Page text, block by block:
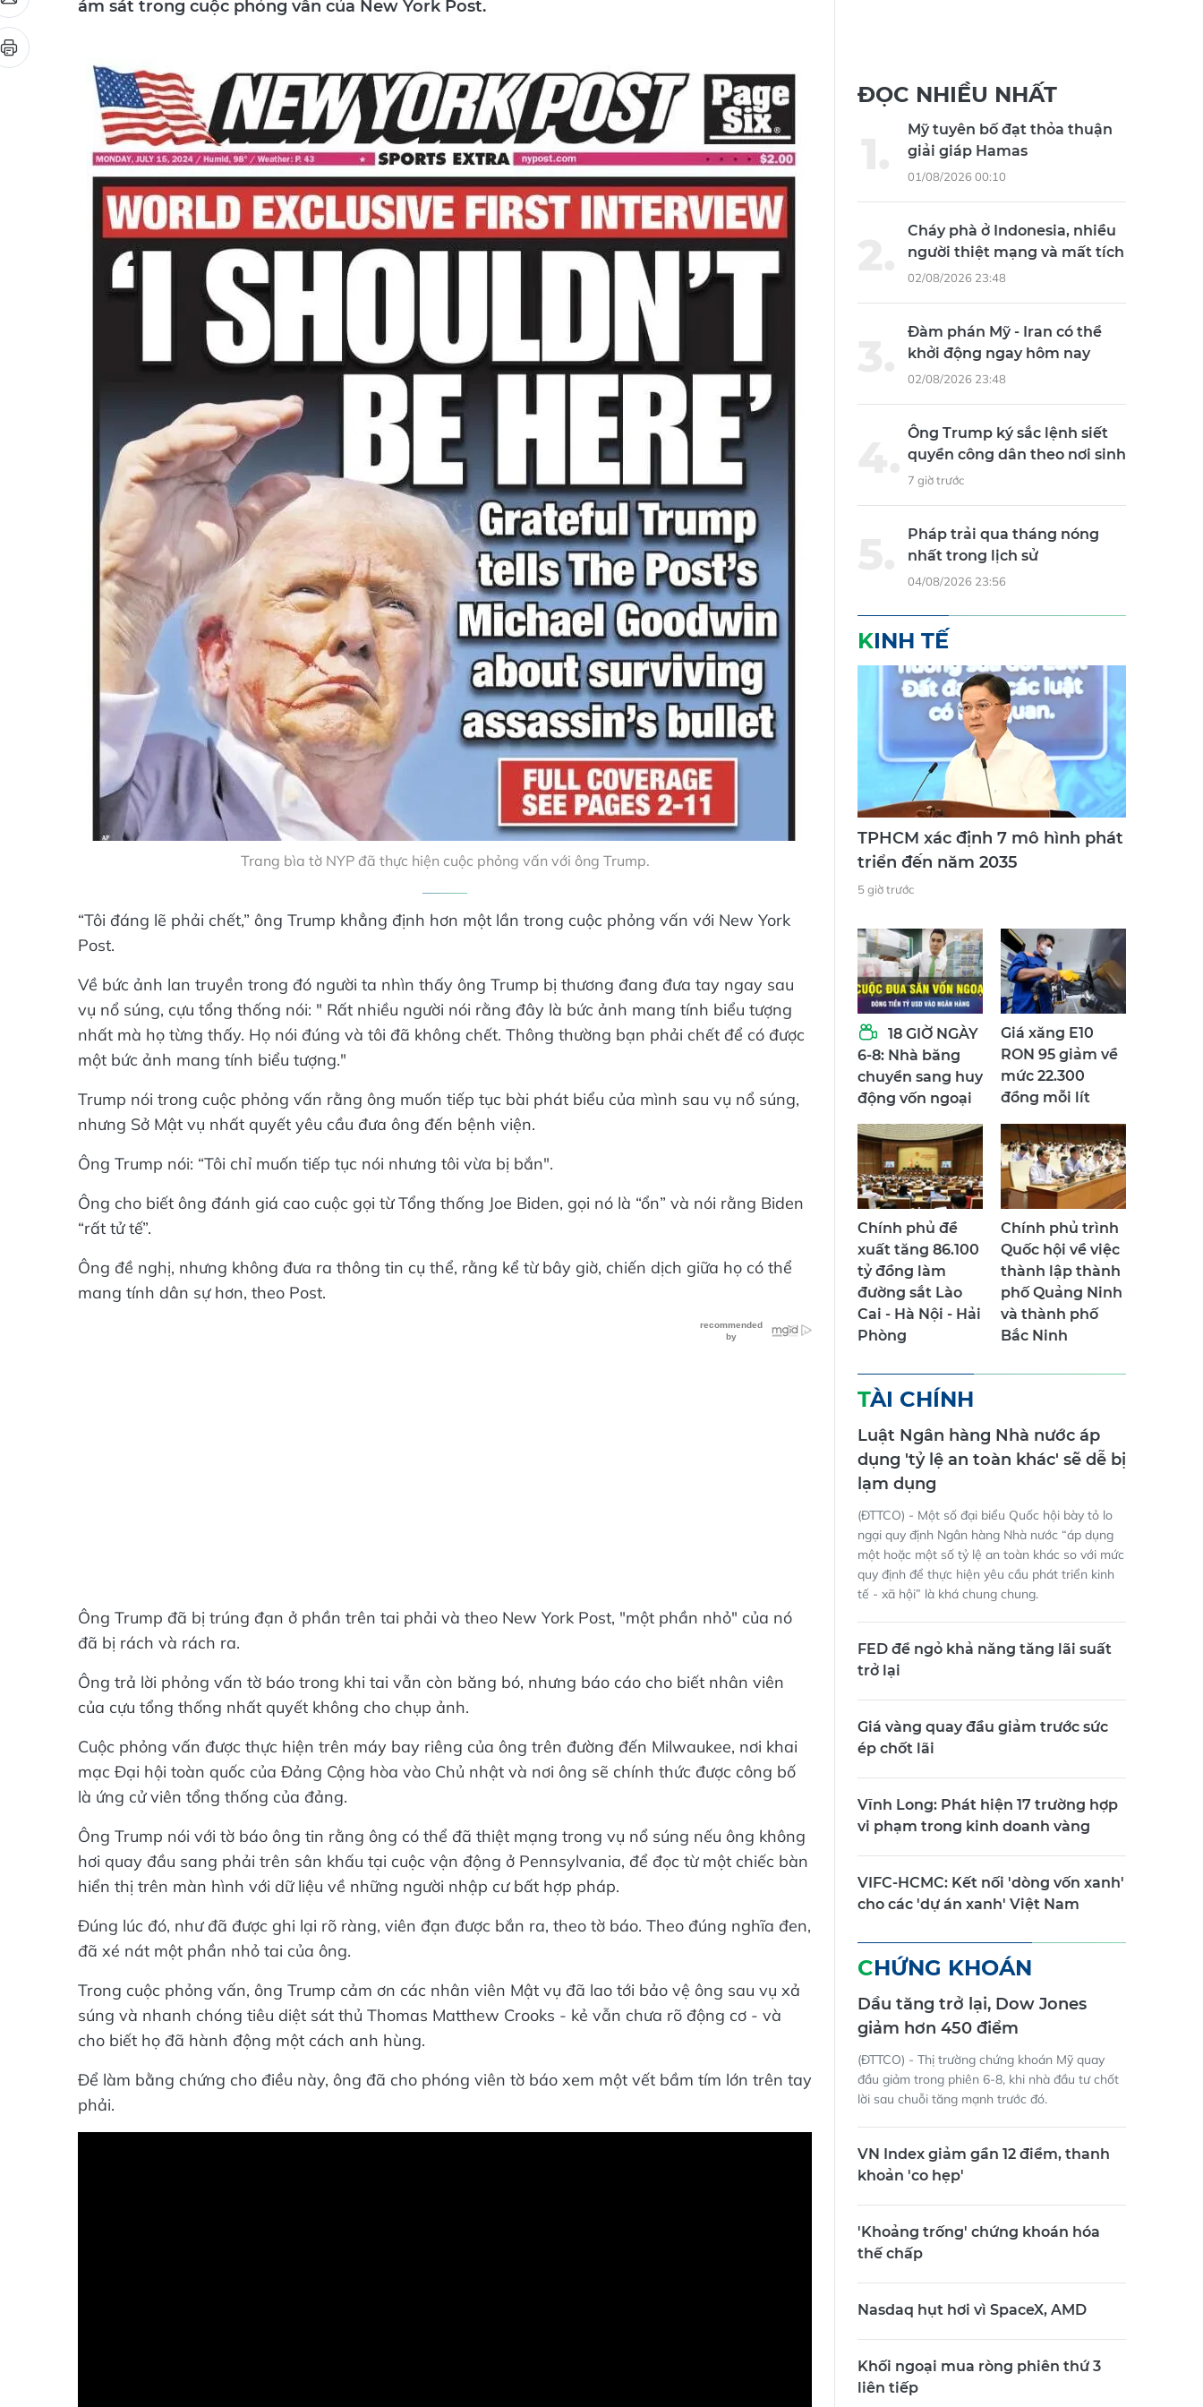
ám sát trong cuộc phỏng vấn của New York Post.
Trang bìa tờ NYP đã thực hiện cuộc phỏng vấn với ông Trump.
“Tôi đáng lẽ phải chết,” ông Trump khẳng định hơn một lần trong cuộc phỏng vấn với New York
Post.
Về bức ảnh lan truyền trong đó người ta nhìn thấy ông Trump bị thương đang đưa tay ngay sau
vụ nổ súng, cựu tổng thống nói: " Rất nhiều người nói rằng đây là bức ảnh mang tính biểu tượng
nhất mà họ từng thấy. Họ nói đúng và tôi đã không chết. Thông thường bạn phải chết để có được
một bức ảnh mang tính biểu tượng."
Trump nói trong cuộc phỏng vấn rằng ông muốn tiếp tục bài phát biểu của mình sau vụ nổ súng,
nhưng Sở Mật vụ nhất quyết yêu cầu đưa ông đến bệnh viện.
Ông Trump nói: “Tôi chỉ muốn tiếp tục nói nhưng tôi vừa bị bắn".
Ông cho biết ông đánh giá cao cuộc gọi từ Tổng thống Joe Biden, gọi nó là “ổn” và nói rằng Biden
“rất tử tế”.
Ông đề nghị, nhưng không đưa ra thông tin cụ thể, rằng kể từ bây giờ, chiến dịch giữa họ có thể
mang tính dân sự hơn, theo Post.
Ông Trump đã bị trúng đạn ở phần trên tai phải và theo New York Post, "một phần nhỏ" của nó
đã bị rách và rách ra.
Ông trả lời phỏng vấn tờ báo trong khi tai vẫn còn băng bó, nhưng báo cáo cho biết nhân viên
của cựu tổng thống nhất quyết không cho chụp ảnh.
Cuộc phỏng vấn được thực hiện trên máy bay riêng của ông trên đường đến Milwaukee, nơi khai
mạc Đại hội toàn quốc của Đảng Cộng hòa vào Chủ nhật và nơi ông sẽ chính thức được công bố
là ứng cử viên tổng thống của đảng.
Ông Trump nói với tờ báo ông tin rằng ông có thể đã thiệt mạng trong vụ nổ súng nếu ông không
hơi quay đầu sang phải trên sân khấu tại cuộc vận động ở Pennsylvania, để đọc từ một chiếc bàn
hiển thị trên màn hình với dữ liệu về những người nhập cư bất hợp pháp.
Đúng lúc đó, như đã được ghi lại rõ ràng, viên đạn được bắn ra, theo tờ báo. Theo đúng nghĩa đen,
đã xé nát một phần nhỏ tai của ông.
Trong cuộc phỏng vấn, ông Trump cảm ơn các nhân viên Mật vụ đã lao tới bảo vệ ông sau vụ xả
súng và nhanh chóng tiêu diệt sát thủ Thomas Matthew Crooks - kẻ vẫn chưa rõ động cơ - và
cho biết họ đã hành động một cách anh hùng.
Để làm bằng chứng cho điều này, ông đã cho phóng viên tờ báo xem một vết bầm tím lớn trên tay
phải.
ĐỌC NHIỀU NHẤT
Mỹ tuyên bố đạt thỏa thuận
giải giáp Hamas
01/08/2026 00:10
Cháy phà ở Indonesia, nhiều
người thiệt mạng và mất tích
02/08/2026 23:48
Đàm phán Mỹ - Iran có thể
khởi động ngay hôm nay
02/08/2026 23:48
Ông Trump ký sắc lệnh siết
quyền công dân theo nơi sinh
7 giờ trước
Pháp trải qua tháng nóng
nhất trong lịch sử
04/08/2026 23:56
KINH TẾ
TPHCM xác định 7 mô hình phát
triển đến năm 2035
5 giờ trước
18 GIỜ NGÀY
6-8: Nhà băng
chuyển sang huy
động vốn ngoại
Giá xăng E10
RON 95 giảm về
mức 22.300
đồng mỗi lít
Chính phủ đề
xuất tăng 86.100
tỷ đồng làm
đường sắt Lào
Cai - Hà Nội - Hải
Phòng
Chính phủ trình
Quốc hội về việc
thành lập thành
phố Quảng Ninh
và thành phố
Bắc Ninh
TÀI CHÍNH
Luật Ngân hàng Nhà nước áp
dụng 'tỷ lệ an toàn khác' sẽ dễ bị
lạm dụng
(ĐTTCO) - Một số đại biểu Quốc hội bày tỏ lo
ngại quy định Ngân hàng Nhà nước “áp dụng
một hoặc một số tỷ lệ an toàn khác so với mức
quy định để thực hiện yêu cầu phát triển kinh
tế - xã hội” là khá chung chung.
FED để ngỏ khả năng tăng lãi suất
trở lại
Giá vàng quay đầu giảm trước sức
ép chốt lãi
Vĩnh Long: Phát hiện 17 trường hợp
vi phạm trong kinh doanh vàng
VIFC-HCMC: Kết nối 'dòng vốn xanh'
cho các 'dự án xanh' Việt Nam
CHỨNG KHOÁN
Dầu tăng trở lại, Dow Jones
giảm hơn 450 điểm
(ĐTTCO) - Thị trường chứng khoán Mỹ quay
đầu giảm trong phiên 6-8, khi nhà đầu tư chốt
lời sau chuỗi tăng mạnh trước đó.
VN Index giảm gần 12 điểm, thanh
khoản 'co hẹp'
'Khoảng trống' chứng khoán hóa
thế chấp
Nasdaq hụt hơi vì SpaceX, AMD
Khối ngoại mua ròng phiên thứ 3
liên tiếp